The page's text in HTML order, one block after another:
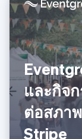
และกิจ
ต่อสภา
Stripe
English
ฝรั่งเศส
Français
ฟินแลนด์
English
มอลตา
English
มาเลเซีย
English 简体中
เม็กซิโก
Español